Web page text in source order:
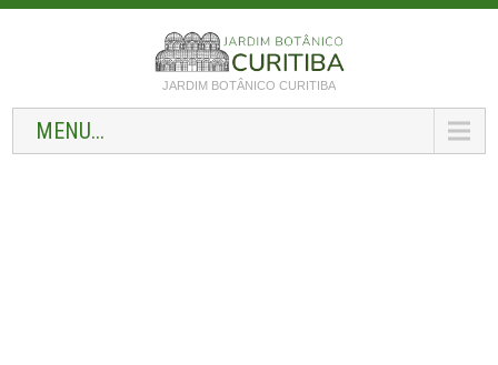
JARDIM BOTÂNICO CURITIBA
MENU...